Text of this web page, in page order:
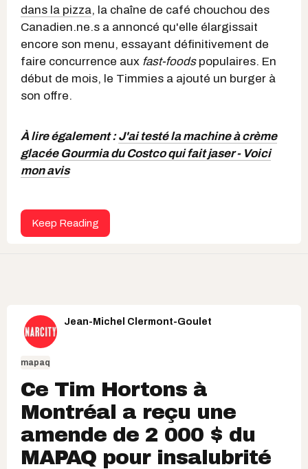
dans la pizza, la chaîne de café chouchou des
Canadien.ne.s a annoncé qu'elle élargissait
encore son menu, essayant définitivement de
faire concurrence aux fast-foods populaires. En
début de mois, le Timmies a ajouté un burger à
son offre.
À lire également :J'ai testé la machine à crème
glacée Gourmia du Costco qui fait jaser - Voici
mon avis
Keep Reading
Jean-Michel Clermont-Goulet
mapaq
Ce Tim Hortons à
Montréal a reçu une
amende de 2 000 $ du
MAPAQ pour insalubrité